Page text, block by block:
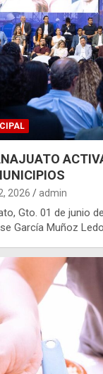
2026 admin
Gto. 01 de junio
García Muñoz